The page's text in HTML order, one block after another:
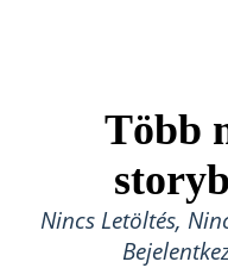
Több
Nincs Letöltés,